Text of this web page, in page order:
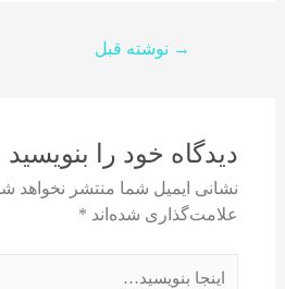
→ نوشته قبل
دیدگاه‌ خود را بنویسید
نشانی ایمیل شما منتشر نخواهد
علامت‌گذاری شده‌اند *